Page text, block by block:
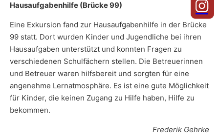
Hausaufgabenhilfe (Brücke 99)
Eine Exkursion fand zur Hausaufgabenhilfe in der Brücke
99 statt. Dort wurden Kinder und Jugendliche bei ihren
Hausaufgaben unterstützt und konnten Fragen zu
verschiedenen Schulfächern stellen. Die Betreuerinnen
und Betreuer waren hilfsbereit und sorgten für eine
angenehme Lernatmosphäre. Es ist eine gute Möglichkeit
für Kinder, die keinen Zugang zu Hilfe haben, Hilfe zu
bekommen.
Frederik Gehrke